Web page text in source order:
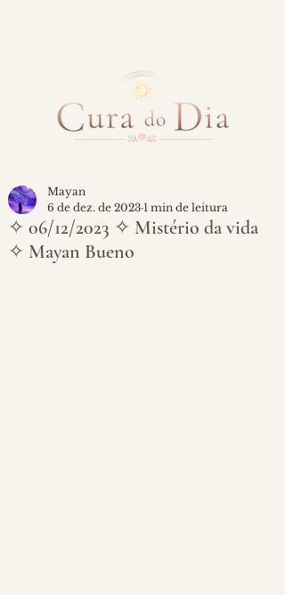
✧ 06/12/2023 ✧ Mistério da vida
✧ Mayan Bueno
Mayan
6 de dez. de 2023 1 min de leitura